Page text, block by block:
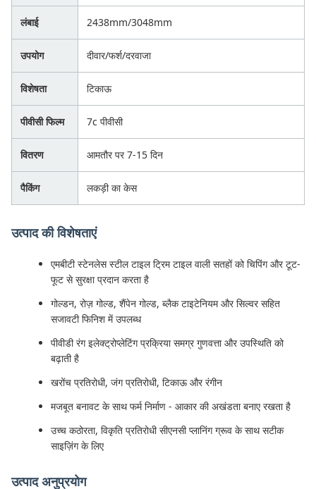
लंबाई 2438mm/3048mm
उपयोग दीवार/फर्श/दरवाजा
विशेषता टिकाऊ
पीवीसी फिल्म 7c पीवीसी
वितरण आमतौर पर 7-15 दिन
पैकिंग लकड़ी का केस
उत्पाद की विशेषताएं
एमबीटी स्टेनलेस स्टील टाइल ट्रिम टाइल वाली सतहों को चिपिंग और टूट-
फूट से सुरक्षा प्रदान करता है
गोल्डन, रोज़ गोल्ड, शैंपेन गोल्ड, ब्लैक टाइटेनियम और सिल्वर सहित
सजावटी फिनिश में उपलब्ध
पीवीडी रंग इलेक्ट्रोप्लेटिंग प्रक्रिया समग्र गुणवत्ता और उपस्थिति को
बढ़ाती है
खरोंच प्रतिरोधी, जंग प्रतिरोधी, टिकाऊ और रंगीन
मजबूत बनावट के साथ फर्म निर्माण - आकार की अखंडता बनाए रखता है
उच्च कठोरता, विकृति प्रतिरोधी सीएनसी प्लानिंग ग्रूव के साथ सटीक
साइज़िंग के लिए
उत्पाद अनुप्रयोग